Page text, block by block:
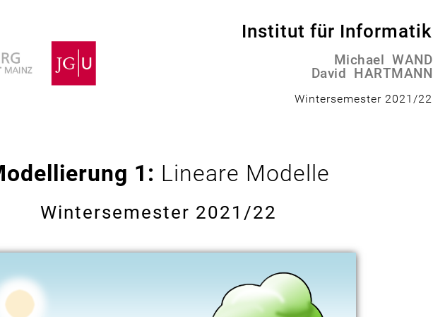
Institut für Informatik
Michael WAND
David HARTMANN
Wintersemester 2021/22
1: Lineare Modelle
Wintersemester 2021/22